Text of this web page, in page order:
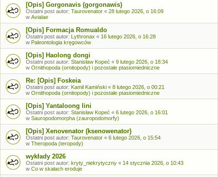
[Opis] Gorgonavis (gorgonawis)
Ostatni post autor: Taurovenator « 28 lutego 2026, o 16:09
w Avialae
[Opis] Formacja Romualdo
Ostatni post autor: Lythronax « 16 lutego 2026, o 16:28
w Paleontologia kręgowców
[Opis] Haolong dongi
Ostatni post autor: Stanisław Kopeć « 9 lutego 2026, o 18:34
w Ornithopoda (ornitopody) i pozostałe ptasiomiedniczne
Re: [Opis] Foskeia
Ostatni post autor: Kamil Kamiński « 8 lutego 2026, o 00:21
w Ornithopoda (ornitopody) i pozostałe ptasiomiedniczne
[Opis] Yantaloong lini
Ostatni post autor: Stanisław Kopeć « 6 lutego 2026, o 16:01
w Sauropodomorpha (zauropodomorfy)
[Opis] Xenovenator (ksenowenator)
Ostatni post autor: Taurovenator « 6 lutego 2026, o 15:54
w Theropoda (teropody)
wykłady 2026
Ostatni post autor: kryty_niekrytyczny « 14 stycznia 2026, o 10:43
w Co w skałach eroduje